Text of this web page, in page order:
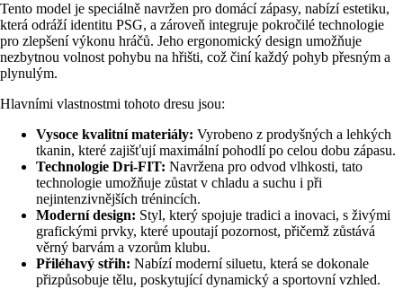
Tento model je speciálně navržen pro domácí zápasy, nabízí estetiku,
která odráží identitu PSG, a zároveň integruje pokročilé technologie
pro zlepšení výkonu hráčů. Jeho ergonomický design umožňuje
nezbytnou volnost pohybu na hřišti, což činí každý pohyb přesným a
plynulým.
Hlavními vlastnostmi tohoto dresu jsou:
Vysoce kvalitní materiály: Vyrobeno z prodyšných a lehkých
tkanin, které zajišťují maximální pohodlí po celou dobu zápasu.
Technologie Dri-FIT: Navržena pro odvod vlhkosti, tato
technologie umožňuje zůstat v chladu a suchu i při
nejintenzivnějších trénincích.
Moderní design: Styl, který spojuje tradici a inovaci, s živými
grafickými prvky, které upoutají pozornost, přičemž zůstává
věrný barvám a vzorům klubu.
Přiléhavý střih: Nabízí moderní siluetu, která se dokonale
přizpůsobuje tělu, poskytující dynamický a sportovní vzhled.